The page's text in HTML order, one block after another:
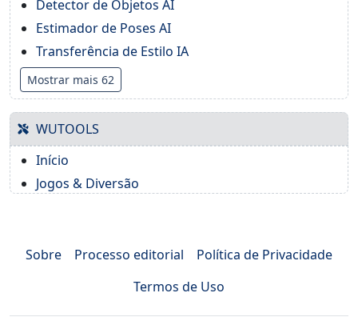
Detector de Objetos AI
Estimador de Poses AI
Transferência de Estilo IA
Mostrar mais 62
WUTOOLS
Início
Jogos & Diversão
Sobre Processo editorial
Política de Privacidade
Termos de Uso